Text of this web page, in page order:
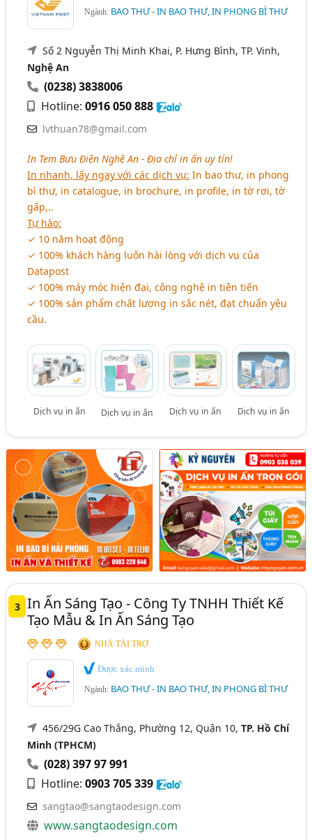
Ngành: BAO THƯ - IN BAO THƯ, IN PHONG BÌ THƯ
Số 2 Nguyễn Thị Minh Khai, P. Hưng Bình, TP. Vinh,
Nghệ An
(0238) 3838006
Hotline:0916 050 888
lvthuan78@gmail.com
In Tem Bưu Điện Nghệ An - Địa chỉ in ấn uy tín!
In nhanh, lấy ngay với các dịch vụ: In bao thư, in phong
bì thư, in catalogue, in brochure, in profile, in tờ rơi, tờ
gấp,..
Tự hào:
✓ 10 năm hoạt động
✓ 100% khách hàng luôn hài lòng với dịch vụ của
Datapost
✓ 100% máy móc hiện đại, công nghệ in tiên tiến
✓ 100% sản phẩm chất lượng in sắc nét, đạt chuẩn yêu
cầu.
Dịch vụ in ấn Dịch vụ in ấn Dịch vụ in ấn Dịch vụ in ấn
3 In Ấn Sáng Tạo - Công Ty TNHH Thiết Kế
Tạo Mẫu & In Ấn Sáng Tạo
NHÀ TÀI TRỢ
Được xác minh
Ngành: BAO THƯ - IN BAO THƯ, IN PHONG BÌ THƯ
456/29G Cao Thắng, Phường 12, Quận 10,TP. Hồ Chí
Minh (TPHCM)
(028) 397 97 991
Hotline:0903 705 339
sangtao@sangtaodesign.com
www.sangtaodesign.com